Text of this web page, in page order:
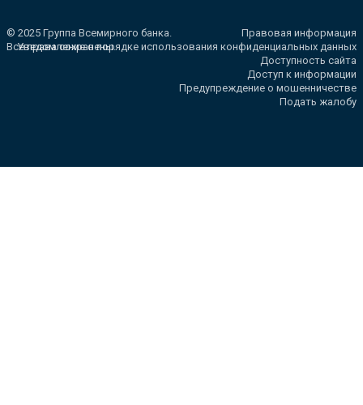
© 2025 Группа Всемирного банка.
Все права сохранены.
Правовая информация
Уведомление о порядке использования конфиденциальных данных
Доступность сайта
Доступ к информации
Предупреждение о мошенничестве
Подать жалобу